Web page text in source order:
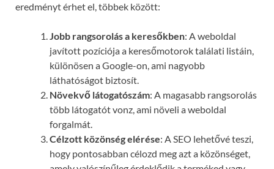
eredményt érhet el, többek között:
Jobb rangsorolás a keresőkben: A weboldal
javított pozíciója a keresőmotorok találati listáin,
különösen a Google-on, ami nagyobb
láthatóságot biztosít.
Növekvő látogatószám: A magasabb rangsorolás
több látogatót vonz, ami növeli a weboldal
forgalmát.
Célzott közönség elérése: A SEO lehetővé teszi,
hogy pontosabban célozd meg azt a közönséget,